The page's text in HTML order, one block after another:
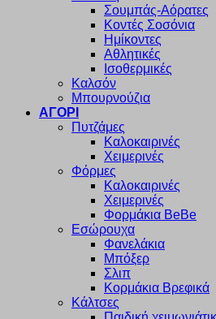
Σουμπάς-Αόρατες
Κοντές Σοσόνια
Ημίκοντες
Αθλητικές
Ισοθερμικές
Καλσόν
Μπουρνούζια
ΑΓΟΡΙ
Πυτζάμες
Καλοκαιρινές
Χειμερινές
Φόρμες
Καλοκαιρινές
Χειμερινές
Φορμάκια BeBe
Εσώρουχα
Φανελάκια
Μπόξερ
Σλιπ
Κορμάκια Βρεφικά
Κάλτσες